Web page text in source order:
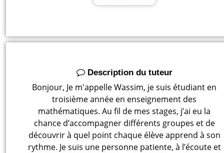
Description du tuteur
Bonjour, Je m'appelle Wassim, je suis étudiant en
troisième année en enseignement des
mathématiques. Au fil de mes stages, j’ai eu la
chance d’accompagner différents groupes et de
découvrir à quel point chaque élève apprend à son
rythme. Je suis une personne patiente, à l’écoute et